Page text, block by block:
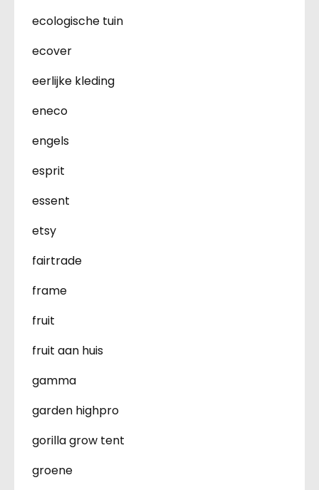
ecologische tuin
ecover
eerlijke kleding
eneco
engels
esprit
essent
etsy
fairtrade
frame
fruit
fruit aan huis
gamma
garden highpro
gorilla grow tent
groene